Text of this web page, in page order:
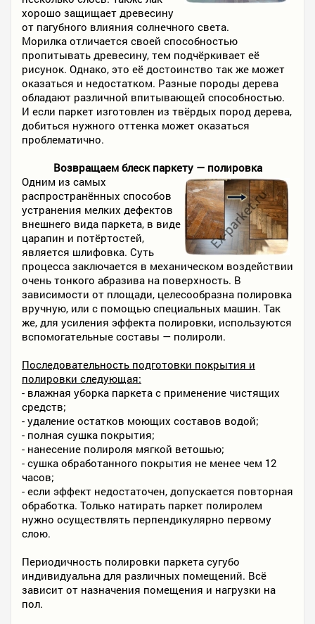
хорошо защищает древесину
от пагубного влияния солнечного света.
Морилка отличается своей способностью
пропитывать древесину, тем подчёркивает её
рисунок. Однако, это её достоинство так же может
оказаться и недостатком. Разные породы дерева
обладают различной впитывающей способностью.
И если паркет изготовлен из твёрдых пород дерева,
добиться нужного оттенка может оказаться
проблематично.
Возвращаем блеск паркету — полировка
Одним из самых
распространённых способов
устранения мелких дефектов
внешнего вида паркета, в виде
царапин и потёртостей,
является шлифовка. Суть
процесса заключается в механическом воздействии
очень тонкого абразива на поверхность. В
зависимости от площади, целесообразна полировка
вручную, или с помощью специальных машин. Так
же, для усиления эффекта полировки, используются
вспомогательные составы — полироли.
Последовательность подготовки покрытия и
полировки следующая:
- влажная уборка паркета с применение чистящих
средств;
- удаление остатков моющих составов водой;
- полная сушка покрытия;
- нанесение полироля мягкой ветошью;
- сушка обработанного покрытия не менее чем 12
часов;
- если эффект недостаточен, допускается повторная
обработка. Только натирать паркет полиролем
нужно осуществлять перпендикулярно первому
слою.
Периодичность полировки паркета сугубо
индивидуальна для различных помещений. Всё
зависит от назначения помещения и нагрузки на
пол.